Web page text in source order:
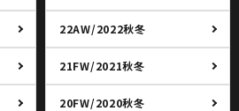
22AW/2022秋冬
21FW/2021秋冬
20FW/2020秋冬